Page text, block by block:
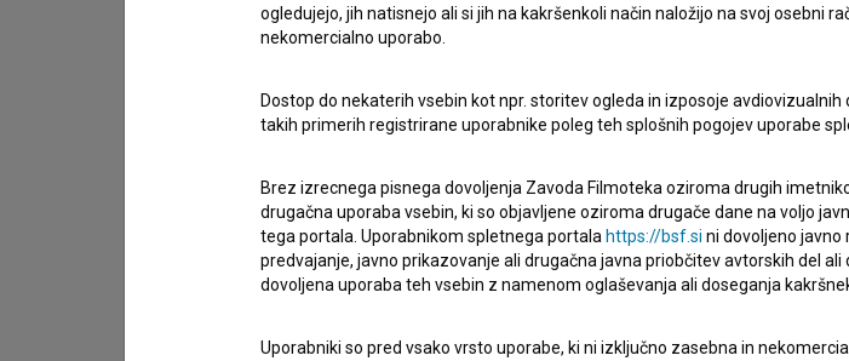
imam vprašanje
želim dodati podatke
ogledujejo, jih natisnejo ali si jih na kakršenkoli način naložijo na svoj osebni
nekomercialno uporabo.
Dostop do nekaterih vsebin kot npr. storitev ogleda in izposoje
takih primerih registrirane uporabnike poleg teh splošnih pogojev uporabe
Brez izrecnega pisnega dovoljenja Zavoda Filmoteka oziroma drugih
drugačna uporaba vsebin, ki so objavljene oziroma drugače dane na voljo
tega portala. Uporabnikom spletnega portala https://bsf.si ni dovoljeno javno
predvajanje, javno prikazovanje ali drugačna javna priobčitev avtorskih del
dovoljena uporaba teh vsebin z namenom oglaševanja ali doseganja
Uporabniki so pred vsako vrsto uporabe, ki ni izključno zasebna in